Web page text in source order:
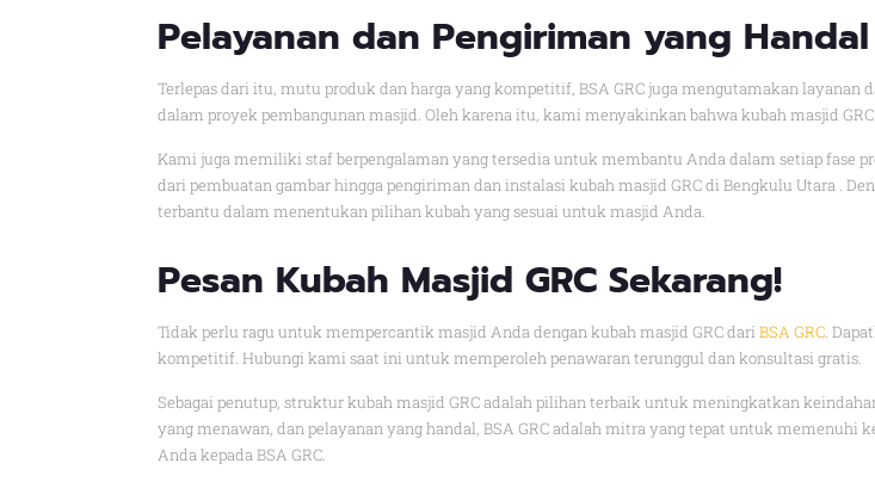
Pelayanan dan Pengiriman yang Handal
Terlepas dari itu, mutu produk dan harga yang kompetitif, BSA GRC juga mengutamakan
dalam proyek pembangunan masjid. Oleh karena itu, kami menyakinkan bahwa kubah masjid
Kami juga memiliki staf berpengalaman yang tersedia untuk membantu Anda dalam setiap fase
dari pembuatan gambar hingga pengiriman dan instalasi kubah masjid GRC di Bengkulu Utara .
terbantu dalam menentukan pilihan kubah yang sesuai untuk masjid Anda.
Pesan Kubah Masjid GRC Sekarang!
Tidak perlu ragu untuk mempercantik masjid Anda dengan kubah masjid GRC dariBSA GRC.
kompetitif. Hubungi kami saat ini untuk memperoleh penawaran terunggul dan konsultasi gratis.
Sebagai penutup, struktur kubah masjid GRC adalah pilihan terbaik untuk meningkatkan
yang menawan, dan pelayanan yang handal, BSA GRC adalah mitra yang tepat untuk
Anda kepada BSA GRC.